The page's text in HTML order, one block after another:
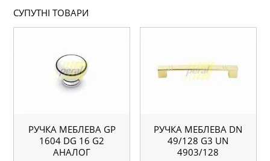
СУПУТНІ ТОВАРИ
РУЧКА МЕБЛЕВА GP
1604 DG 16 G2
АНАЛОГ
РУЧКА МЕБЛЕВА DN
49/128 G3 UN
4903/128